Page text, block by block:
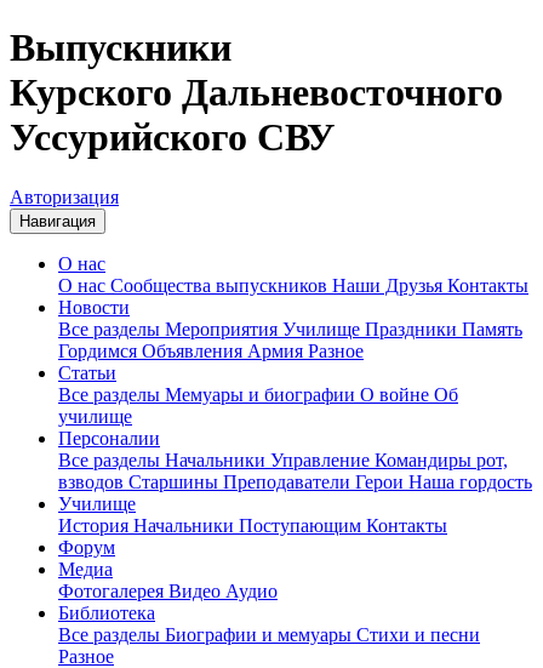
Выпускники
Курского Дальневосточного
Уссурийского СВУ
Авторизация
Навигация
О нас
О нас Сообщества выпускников Наши Друзья Контакты
Новости
Все разделы Мероприятия Училище Праздники Память
Гордимся Объявления Армия Разное
Статьи
Все разделы Мемуары и биографии О войне Об
училище
Персоналии
Все разделы Начальники Управление Командиры рот,
взводов Старшины Преподаватели Герои Наша гордость
Училище
История Начальники Поступающим Контакты
Форум
Медиа
Фотогалерея Видео Аудио
Библиотека
Все разделы Биографии и мемуары Стихи и песни
Разное